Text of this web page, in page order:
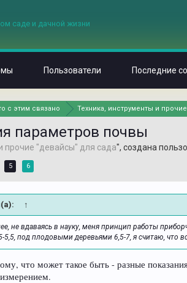
с этим связано Техника, инструменты и
параметров почвы
прочие "девайсы" для сада", создана
5 6
↑
не вдаваясь в науку, меня принцип работы
под плодовыми деревьями 6,5-7, я считаю, что
что может такое быть - разные
Пользователи Последние